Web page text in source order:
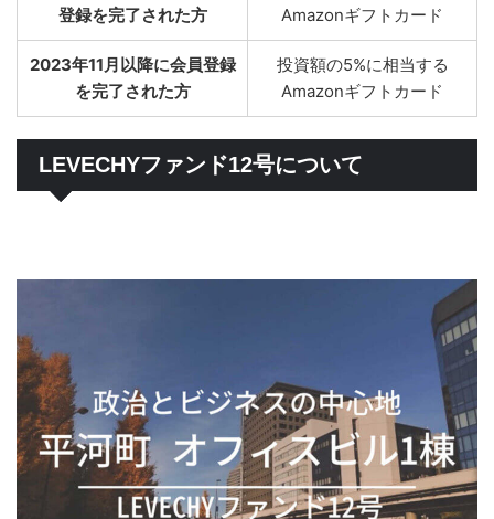
登録を完了された方
Amazonギフトカード
2023年11月以降に会員登録
を完了された方
投資額の5%に相当する
Amazonギフトカード
LEVECHYファンド12号について